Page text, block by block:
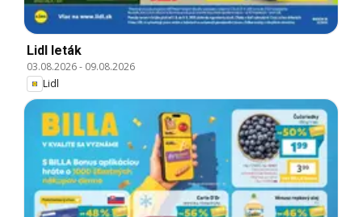
Lidl leták
03.08.2026- 09.08.2026
Lidl